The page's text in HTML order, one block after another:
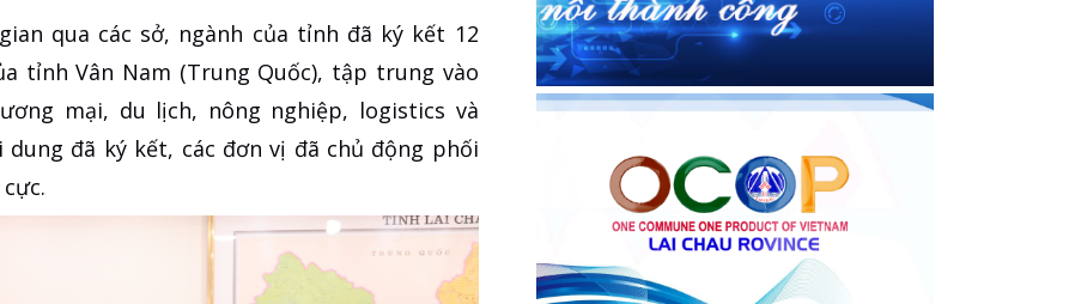
qua các sở, ngành của tỉnh đã ký kết 12
tỉnh Vân Nam (Trung Quốc), tập trung vào
mại, du lịch, nông nghiệp, logistics và
đã ký kết, các đơn vị đã chủ động phối